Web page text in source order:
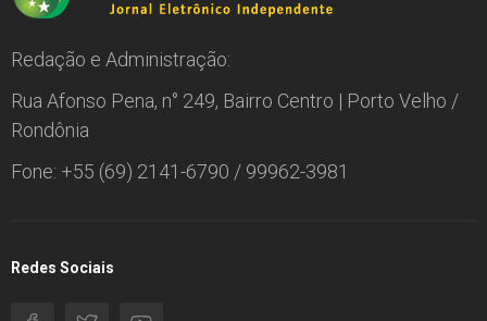
Redação e Administração:
Rua Afonso Pena, n° 249, Bairro Centro | Porto Velho /
Rondônia
Fone: +55 (69) 2141-6790 / 99962-3981
Redes Sociais